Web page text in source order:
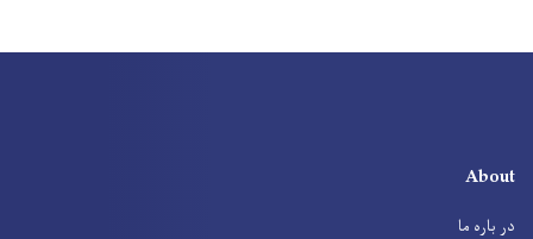
About
در باره ما